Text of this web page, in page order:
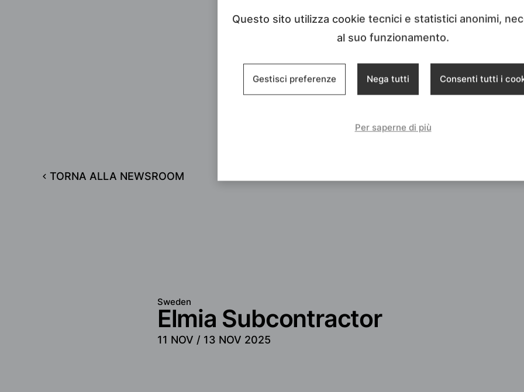
TORNA ALLA NEWSROOM
Sweden
Elmia Subcontractor
11 NOV / 13 NOV 2025
Questo sito utilizza cookie tecnici e statistici anonimi,
al suo funzionamento.
Gestisci preferenze Nega tutti Consenti tutti i
Per saperne di più